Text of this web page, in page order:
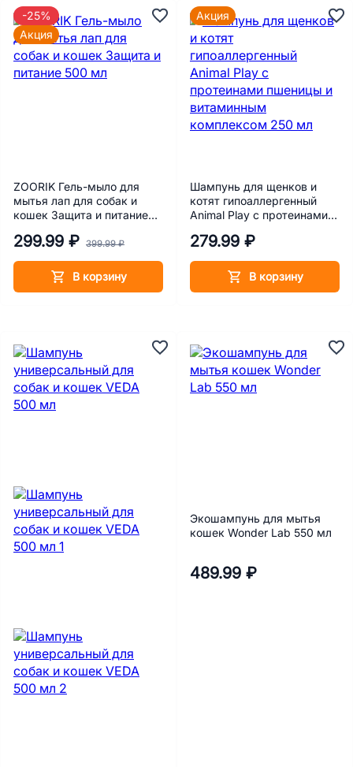
ZOORIK Гель-мыло для
мытья лап для собак и
кошек Защита и питание
299.99 ₽ 399.99 ₽
В корзину
-25%
Акция
Шампунь для щенков и
котят гипоаллергенный
Animal Play с протеинами
комплексом 250 мл
279.99 ₽
В корзину
Акция
Экошампунь для мытья
кошек Wonder Lab 550 мл
489.99 ₽